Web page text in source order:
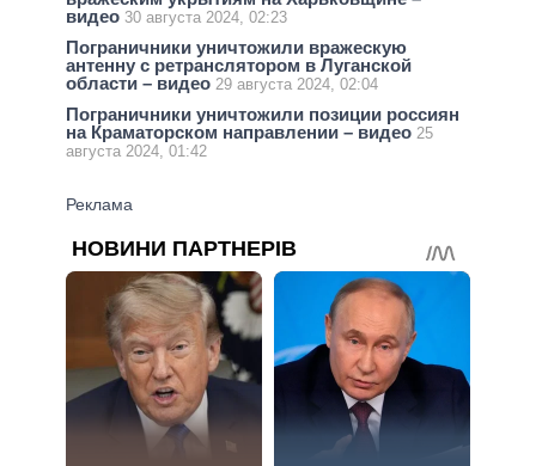
видео 30 августа 2024, 02:23
Пограничники уничтожили вражескую
антенну с ретранслятором в Луганской
области – видео 29 августа 2024, 02:04
Пограничники уничтожили позиции россиян
на Краматорском направлении – видео 25
августа 2024, 01:42